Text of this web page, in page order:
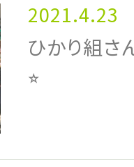
2021.4.23
ひかり組さ
⭐︎